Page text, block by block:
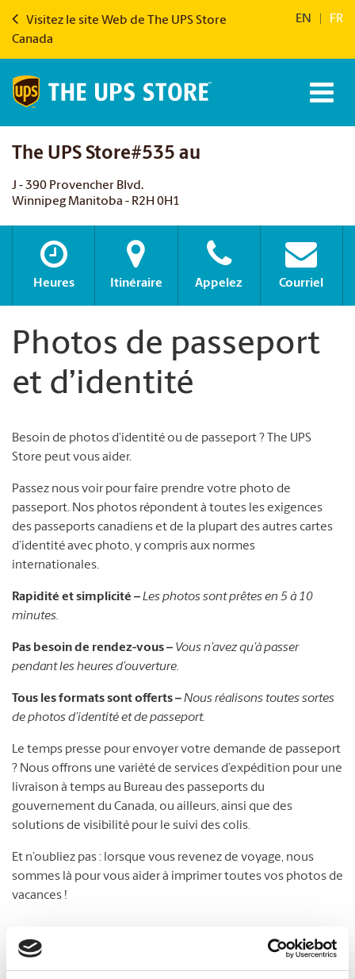
Visitez le site Web de The UPS Store
Canada
EN FR
The UPS Store#535 au
J - 390 Provencher Blvd.
Winnipeg Manitoba - R2H 0H1
Heures Itinéraire Appelez Courriel
Photos de passeport
et d’identité
Besoin de photos d’identité ou de passeport ? The UPS
Store peut vous aider.
Passez nous voir pour faire prendre votre photo de
passeport. Nos photos répondent à toutes les exigences
des passeports canadiens et de la plupart des autres cartes
d’identité avec photo, y compris aux normes
internationales.
Rapidité et simplicité –Les photos sont prêtes en 5 à 10
minutes.
Pas besoin de rendez-vous – Vous n’avez qu’à passer
pendant les heures d’ouverture.
Tous les formats sont offerts –Nous réalisons toutes sortes
de photos d’identité et de passeport.
Le temps presse pour envoyer votre demande de passeport
? Nous offrons une variété de services d’expédition pour une
livraison à temps au Bureau des passeports du
gouvernement du Canada, ou ailleurs, ainsi que des
solutions de visibilité pour le suivi des colis.
Et n’oubliez pas : lorsque vous revenez de voyage, nous
sommes là pour vous aider à imprimer toutes vos photos de
vacances !